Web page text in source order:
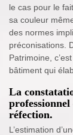
le cas pour le
sa couleur
des normes
préconisations.
Patrimoine,
bâtiment qui
La
réfection.
L’estimation